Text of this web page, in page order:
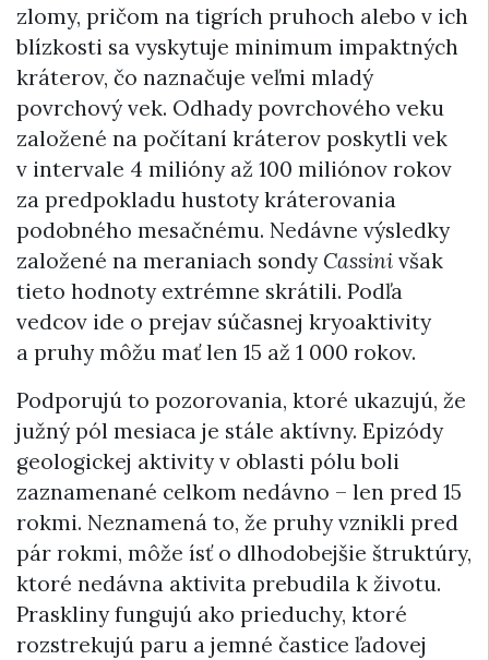
zlomy, pričom na tigrích pruhoch alebo v ich
blízkosti sa vyskytuje minimum impaktných
kráterov, čo naznačuje veľmi mladý
povrchový vek. Odhady povrchového veku
založené na počítaní kráterov poskytli vek
v intervale 4 milióny až 100 miliónov rokov
za predpokladu hustoty kráterovania
podobného mesačnému. Nedávne výsledky
založené na meraniach sondy Cassini však
tieto hodnoty extrémne skrátili. Podľa
vedcov ide o prejav súčasnej kryoaktivity
a pruhy môžu mať len 15 až 1 000 rokov.
Podporujú to pozorovania, ktoré ukazujú, že
južný pól mesiaca je stále aktívny. Epizódy
geologickej aktivity v oblasti pólu boli
zaznamenané celkom nedávno – len pred 15
rokmi. Neznamená to, že pruhy vznikli pred
pár rokmi, môže ísť o dlhodobejšie štruktúry,
ktoré nedávna aktivita prebudila k životu.
Praskliny fungujú ako prieduchy, ktoré
rozstrekujú paru a jemné častice ľadovej